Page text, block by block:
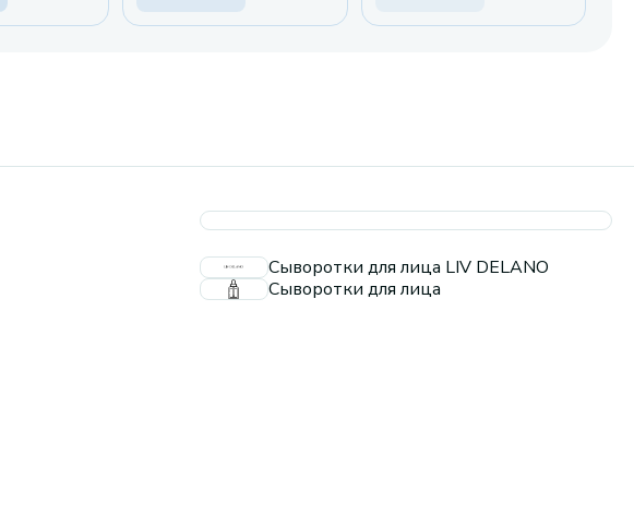
Сыворотки для лица LIV DELANO
Сыворотки для лица